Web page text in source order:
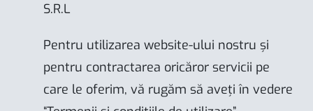
S.R.L
Pentru utilizarea website-ului nostru și
pentru contractarea oricăror servicii pe
care le oferim, vă rugăm să aveți în vedere